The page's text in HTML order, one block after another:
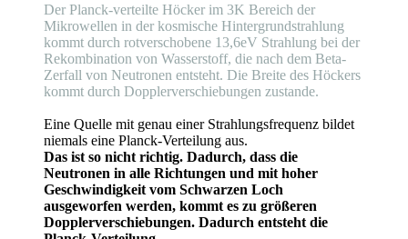
Der Planck-verteilte Höcker im 3K Bereich der
Mikrowellen in der kosmische Hintergrundstrahlung
kommt durch rotverschobene 13,6eV Strahlung bei der
Rekombination von Wasserstoff, die nach dem Beta-
Zerfall von Neutronen entsteht. Die Breite des Höckers
kommt durch Dopplerverschiebungen zustande.
Eine Quelle mit genau einer Strahlungsfrequenz bildet
niemals eine Planck-Verteilung aus.
Das ist so nicht richtig. Dadurch, dass die
Neutronen in alle Richtungen und mit hoher
Geschwindigkeit vom Schwarzen Loch
ausgeworfen werden, kommt es zu größeren
Dopplerverschiebungen. Dadurch entsteht die